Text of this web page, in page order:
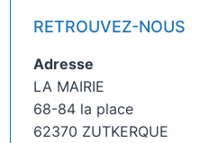
RETROUVEZ-NOUS
Adresse
LA MAIRIE
68-84 la place
62370 ZUTKERQUE